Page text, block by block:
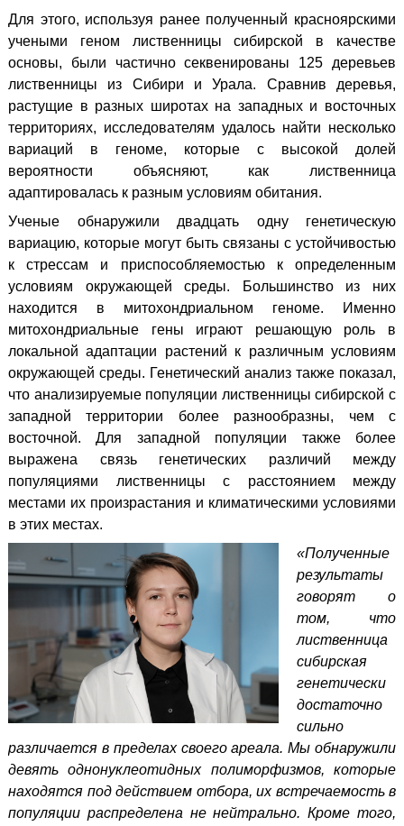
Для этого, используя ранее полученный красноярскими
учеными геном лиственницы сибирской в качестве
основы, были частично секвенированы 125 деревьев
лиственницы из Сибири и Урала. Сравнив деревья,
растущие в разных широтах на западных и восточных
территориях, исследователям удалось найти несколько
вариаций в геноме, которые с высокой долей
вероятности объясняют, как лиственница
адаптировалась к разным условиям обитания.
Ученые обнаружили двадцать одну генетическую
вариацию, которые могут быть связаны с устойчивостью
к стрессам и приспособляемостью к определенным
условиям окружающей среды. Большинство из них
находится в митохондриальном геноме. Именно
митохондриальные гены играют решающую роль в
локальной адаптации растений к различным условиям
окружающей среды. Генетический анализ также показал,
что анализируемые популяции лиственницы сибирской с
западной территории более разнообразны, чем с
восточной. Для западной популяции также более
выражена связь генетических различий между
популяциями лиственницы с расстоянием между
местами их произрастания и климатическими условиями
в этих местах.
«Полученные
результаты
говорят о
том, что
лиственница
сибирская
генетически
достаточно
сильно
различается в пределах своего ареала. Мы обнаружили
девять однонуклеотидных полиморфизмов, которые
находятся под действием отбора, их встречаемость в
популяции распределена не нейтрально. Кроме того,